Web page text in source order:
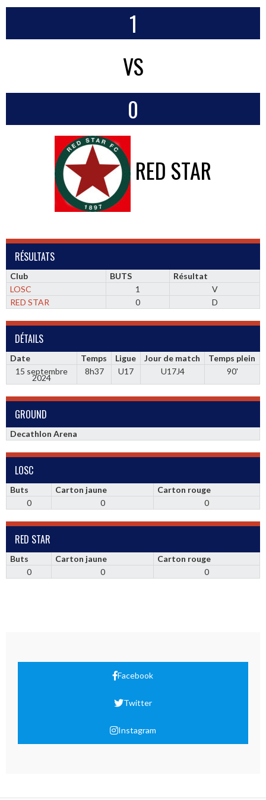
1
VS
0
RED STAR
RÉSULTATS
Club BUTS
Résultat
LOSC
1
V
RED STAR
0 D
DÉTAILS
Date Temps Ligue Jour de match
Temps plein
15 septembre
2024
8h37 U17 U17J4 90'
GROUND
Decathlon Arena
LOSC
Buts Carton jaune
Carton rouge
0
0 0
RED STAR
Buts Carton jaune
Carton rouge
0
0 0
Facebook
Twitter
Instagram